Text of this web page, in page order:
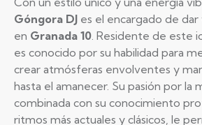
Góngora DJ es el encargado de dar
en Granada 10. Residente de este
es conocido por su habilidad para
crear atmósferas envolventes y
hasta el amanecer. Su pasión por la
combinada con su conocimiento
ritmos más actuales y clásicos, le